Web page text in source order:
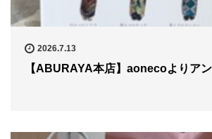
2026.7.13
【ABURAYA本店】aonecoよりア